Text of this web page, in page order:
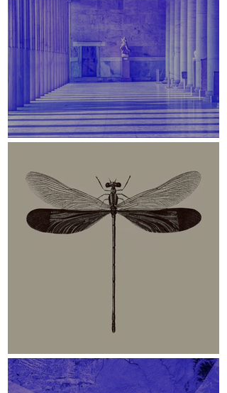
Stoa des Attalos
Libelle